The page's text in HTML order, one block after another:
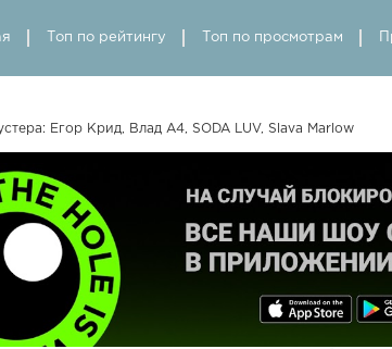
Топ по рейтингу Топ по просмотрам
Егор Крид, Влад А4, SODA LUV, Slava Marlow